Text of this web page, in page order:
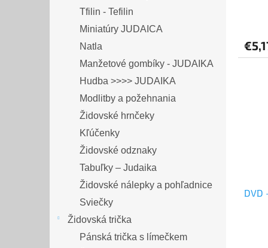
Tfilin - Tefilin
Miniatúry JUDAICA
Natla
Manžetové gombíky - JUDAIKA
Hudba >>>> JUDAIKA
Modlitby a požehnania
Židovské hrnčeky
Kľúčenky
Židovské odznaky
Tabuľky – Judaika
Židovské nálepky a pohľadnice
Sviečky
Židovská trička
Pánská trička s límečkem